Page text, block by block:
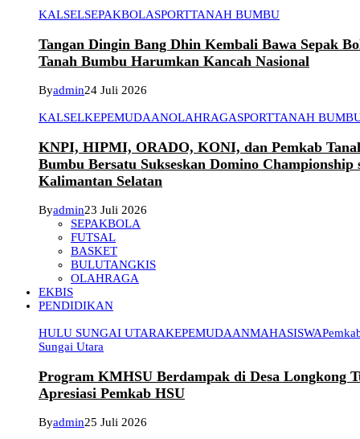
KALSELSEPAKBOLASPORTTANAH BUMBU
Tangan Dingin Bang Dhin Kembali Bawa Sepak
Tanah Bumbu Harumkan Kancah Nasional
Byadmin24 Juli 2026
KALSELKEPEMUDAANOLAHRAGASPORTTANAH
KNPI, HIPMI, ORADO, KONI, dan Pemkab
Bumbu Bersatu Sukseskan Domino Championship
Kalimantan Selatan
Byadmin23 Juli 2026
SEPAKBOLA
FUTSAL
BASKET
BULUTANGKIS
OLAHRAGA
EKBIS
PENDIDIKAN
HULU SUNGAI UTARAKEPEMUDAANMAHASISWA
Sungai Utara
Program KMHSU Berdampak di Desa Longkong
Apresiasi Pemkab HSU
Byadmin25 Juli 2026